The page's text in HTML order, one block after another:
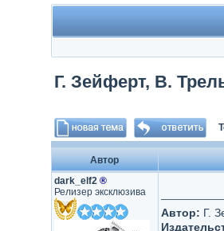
Г. Зейферт, В.
Автор
dark_elf2 ®
Релизер эксклюзива
Автор: Г.